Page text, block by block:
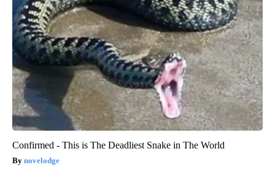
Confirmed - This is The Deadliest Snake in The World
novelodge